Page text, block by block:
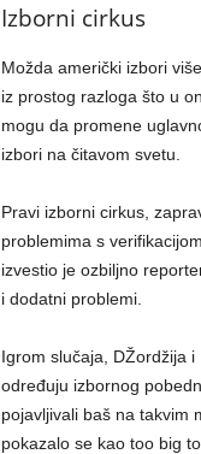
Izborni cirkus
Možda američki izbori
iz prostog razloga što u
mogu da promene
izbori na čitavom svetu.
Pravi izborni cirkus,
problemima s
izvestio je ozbiljno
i dodatni problemi.
Igrom slučaja, DŽordžija
određuju izbornog
pojavljivali baš na takvim
pokazalo se kao too big